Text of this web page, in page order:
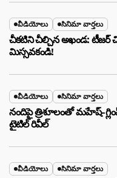
వీడియోలు సినిమా వార్తలు
చీకటిని చీల్చిన అఖండ: టీజర్
మిస్సవకండి!
వీడియోలు సినిమా వార్తలు
నందిపై త్రిశూలంతో మహేష్-
టైటిల్ రివీల్
వీడియోలు సినిమా వార్తలు